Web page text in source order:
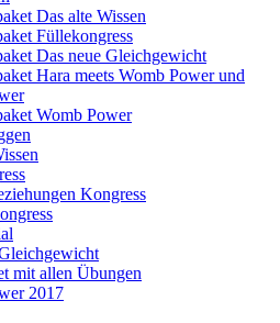
Das alte Wissen
Füllekongress
Das neue Gleichgewicht
Hara meets Womb Power und
Womb Power
Kongress
mit allen Übungen
2017